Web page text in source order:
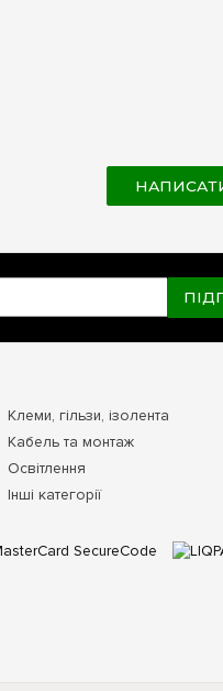
Клеми, гільзи, ізолента
Кабель та монтаж
Освітлення
Інші категорії